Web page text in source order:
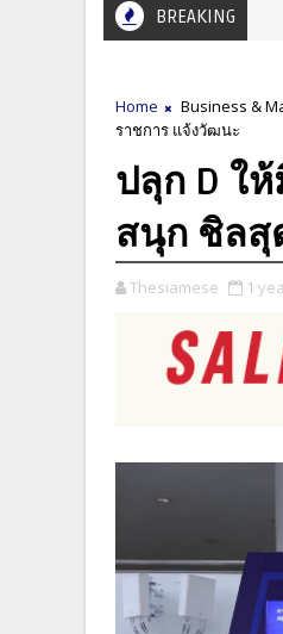
BREAKING
Home Business &
ราชการ แจ้งวัฒนะ
ปลุก D ใ
สนุก ชิลสุ
Thesiamese 1